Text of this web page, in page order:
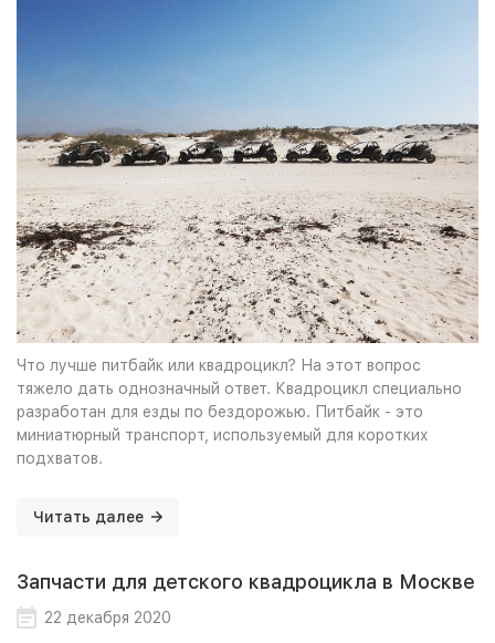
Что лучше питбайк или квадроцикл? На этот вопрос
тяжело дать однозначный ответ. Квадроцикл специально
разработан для езды по бездорожью. Питбайк - это
миниатюрный транспорт, используемый для коротких
подхватов.
Читать далее
Запчасти для детского квадроцикла в Москве
22 декабря 2020